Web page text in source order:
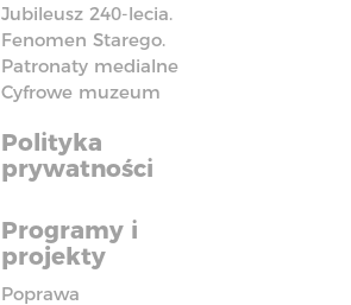
Jubileusz 240-lecia.
Fenomen Starego.
Patronaty medialne
Cyfrowe muzeum
Polityka
prywatności
Programy i
projekty
Poprawa